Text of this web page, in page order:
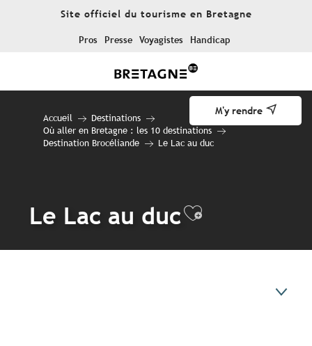
Site officiel du tourisme en Bretagne
Pros Presse Voyagistes Handicap
M'y rendre
Accueil
Destinations
Où aller en Bretagne : les 10 destinations
Destination Brocéliande
Le Lac au duc
Le Lac au ducAjouter